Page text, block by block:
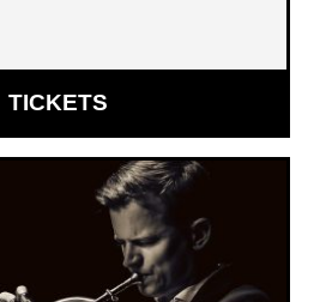
TICKETSOPENT
IN
NIEUW
VENSTER